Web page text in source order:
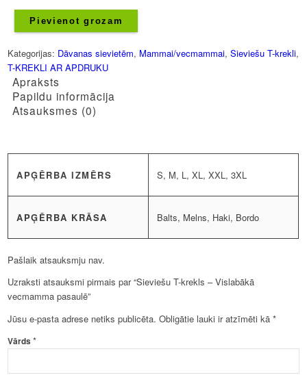
Vislabākā
vecmamma
pasaulē
daudzums
Pievienot grozam
Kategorijas: Dāvanas sievietēm, Mammai/vecmammai,Sieviešu T-krekli,
T-KREKLI AR APDRUKU
Apraksts
Papildu informācija
Atsauksmes (0)
APĢĒRBA IZMĒRS S, M, L, XL, XXL, 3XL
APĢĒRBA KRĀSA Balts, Melns, Haki, Bordo
Pašlaik atsauksmju nav.
Uzraksti atsauksmi pirmais par “Sieviešu T-krekls – Vislabākā
vecmamma pasaulē”
Jūsu e-pasta adrese netiks publicēta. Obligātie lauki ir atzīmēti kā*
Vārds*